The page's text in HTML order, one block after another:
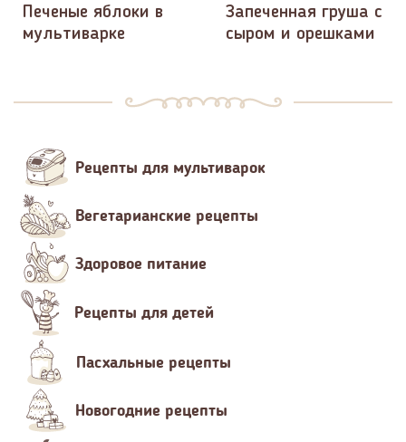
Печеные яблоки в
мультиварке
Запеченная груша с
сыром и орешками
Рецепты для мультиварок
Вегетарианские рецепты
Здоровое питание
Рецепты для детей
Пасхальные рецепты
Новогодние рецепты